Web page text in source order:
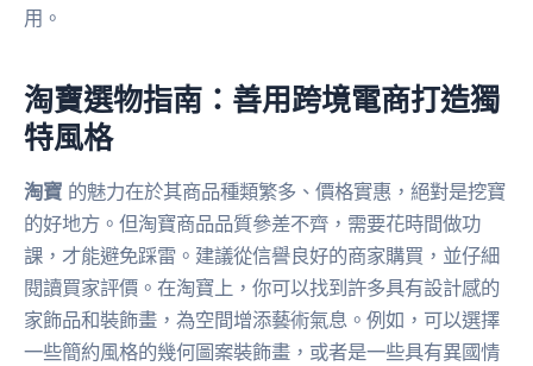
用。
淘寶選物指南：善用跨境電商打造獨
特風格
淘寶 的魅力在於其商品種類繁多、價格實惠，絕對是挖寶
的好地方。但淘寶商品品質參差不齊，需要花時間做功
課，才能避免踩雷。建議從信譽良好的商家購買，並仔細
閱讀買家評價。在淘寶上，你可以找到許多具有設計感的
家飾品和裝飾畫，為空間增添藝術氣息。例如，可以選擇
一些簡約風格的幾何圖案裝飾畫，或者是一些具有異國情